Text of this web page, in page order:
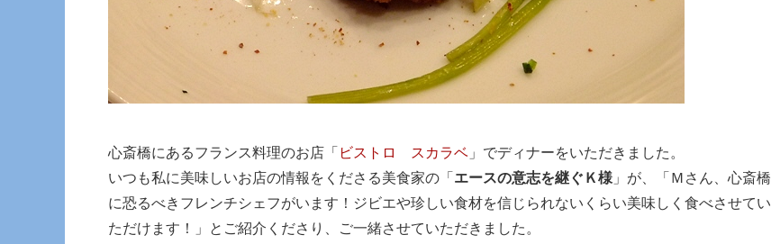
心斎橋にあるフランス料理のお店「 ビストロ スカラベ 」でディナーをいただきました。
いつも私に美味しいお店の情報をくださる美食家の「 エースの意志を継ぐＫ様 」が、「Ｍさん、心斎橋
に恐るべきフレンチシェフがいます！ジビエや珍しい食材を信じられないくらい美味しく食べさせてい
ただけます！」とご紹介くださり、ご一緒させていただきました。